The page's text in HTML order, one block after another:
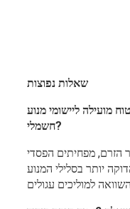
שאלות נפוצות
מועילה ליישומי מנוע
חשמלי?
הזרם, מפחיתים הפסדי
יותר בסלילי המנוע